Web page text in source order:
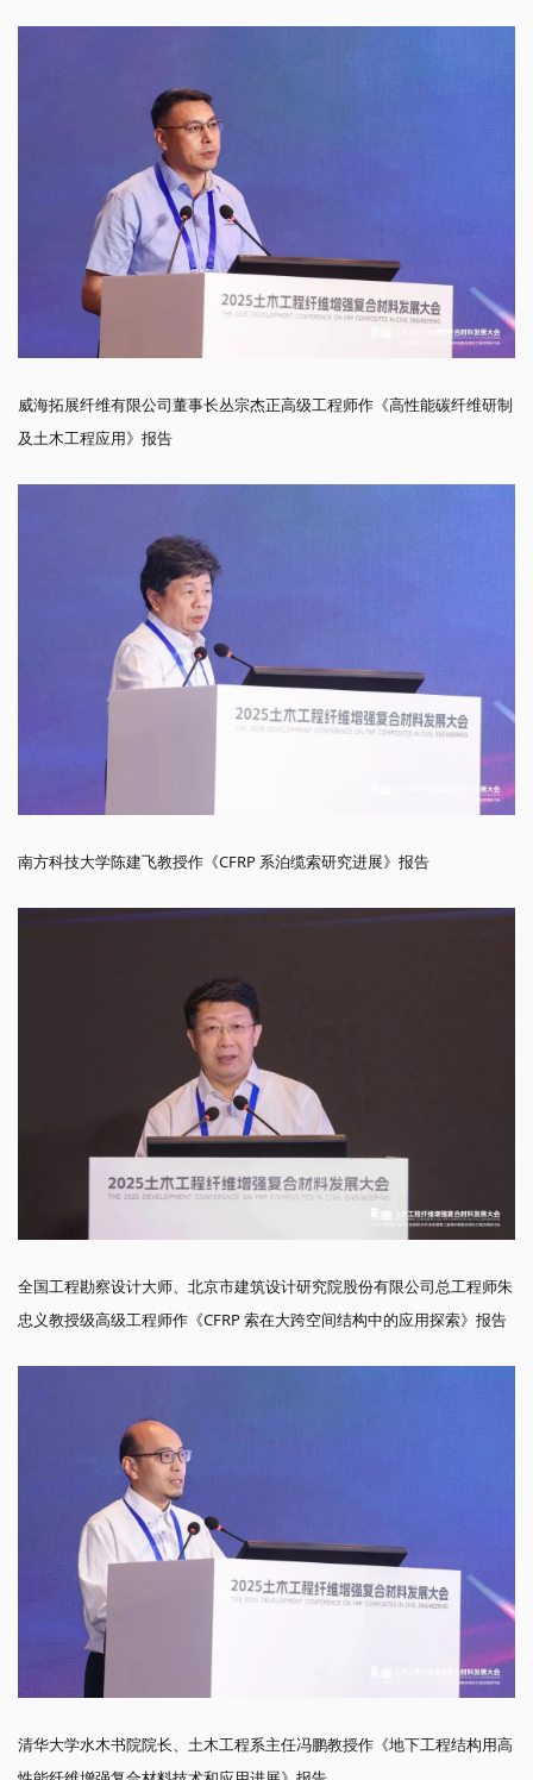
威海拓展纤维有限公司董事长丛宗杰正高级工程师作《高性能碳纤维研制
及土木工程应用》报告
南方科技大学陈建飞教授作《CFRP 系泊缆索研究进展》报告
全国工程勘察设计大师、北京市建筑设计研究院股份有限公司总工程师朱
忠义教授级高级工程师作《CFRP 索在大跨空间结构中的应用探索》报告
清华大学水木书院院长、土木工程系主任冯鹏教授作《地下工程结构用高